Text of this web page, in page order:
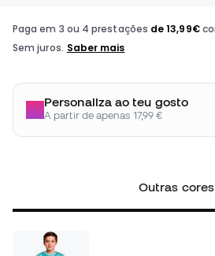
Personaliza ao teu gosto
A partir de apenas 17,99 €
Outras cores